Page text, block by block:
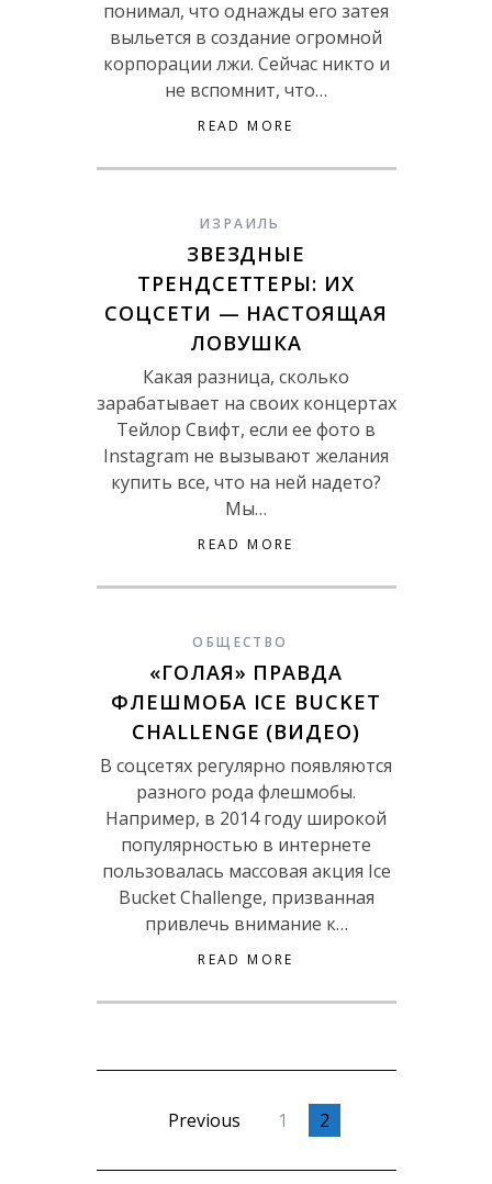
понимал, что однажды его затея
выльется в создание огромной
корпорации лжи. Сейчас никто и
не вспомнит, что…
READ MORE
ИЗРАИЛЬ
ЗВЕЗДНЫЕ
ТРЕНДСЕТТЕРЫ: ИХ
СОЦСЕТИ — НАСТОЯЩАЯ
ЛОВУШКА
Какая разница, сколько
зарабатывает на своих концертах
Тейлор Свифт, если ее фото в
Instagram не вызывают желания
купить все, что на ней надето?
Мы…
READ MORE
ОБЩЕСТВО
«ГОЛАЯ» ПРАВДА
ФЛЕШМОБА ICE BUCKET
CHALLENGE (ВИДЕО)
В соцсетях регулярно появляются
разного рода флешмобы.
Например, в 2014 году широкой
популярностью в интернете
пользовалась массовая акция Ice
Bucket Challenge, призванная
привлечь внимание к…
READ MORE
Previous 1 2